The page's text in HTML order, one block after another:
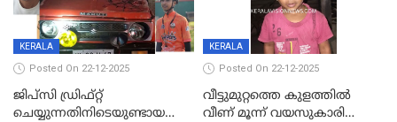
KERALA
Posted On 22-12-2025
ജിപ്സി ഡ്രിഫ്റ്റ്
ചെയ്യുന്നതിനിടെയുണ്ടായ
KERALA
Posted On 22-12-2025
വീട്ടുമുറ്റത്തെ കുളത്തിൽ
വീണ് മൂന്ന് വയസുകാരി